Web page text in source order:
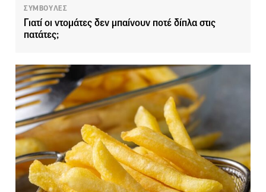
ΣΥΜΒΟΥΛΕΣ
Γιατί οι ντομάτες δεν μπαίνουν ποτέ δίπλα στις
πατάτες;